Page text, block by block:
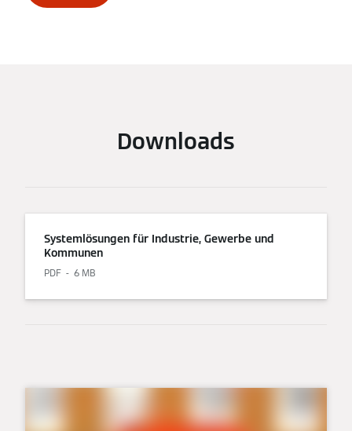
Downloads
Systemlösungen für Industrie, Gewerbe und
Kommunen
PDF 6 MB